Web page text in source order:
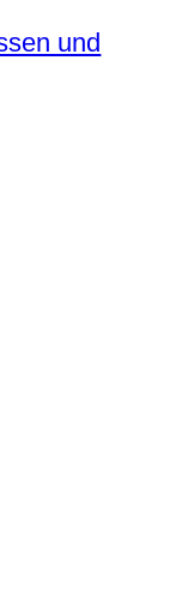
und